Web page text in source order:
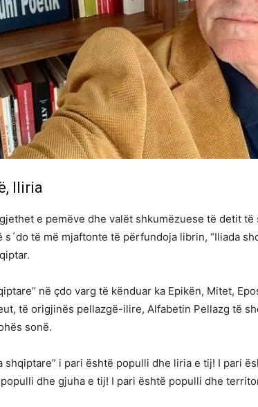
Iliria
e pemëve dhe valët shkumëzuese të detit
s´do të më mjaftonte të përfundoja librin, “Iliada
në çdo varg të kënduar ka Epikën, Mitet,
të origjinës pellazgë-ilire, Alfabetin Pellazg të
sonë.
shqiptare” i pari është populli dhe liria e tij! I pari
dhe gjuha e tij! I pari është populli dhe